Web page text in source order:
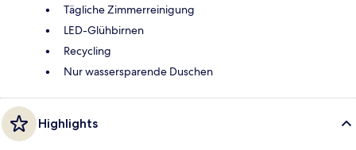
Tägliche Zimmerreinigung
LED-Glühbirnen
Recycling
Nur wassersparende Duschen
Highlights